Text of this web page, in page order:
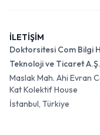
İLETİŞİM
Doktorsitesi Com Bilgi
Teknoloji ve Ticaret A.Ş.
Maslak Mah. Ahi Evran
Kat Kolektif House
İstanbul, Türkiye